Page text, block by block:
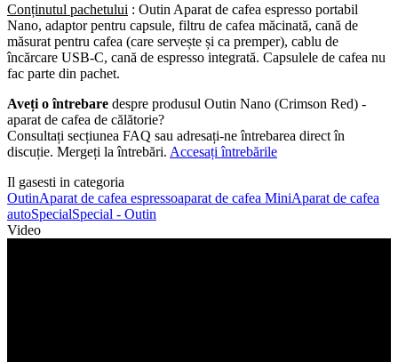
Conținutul pachetului : Outin Aparat de cafea espresso portabil
Nano, adaptor pentru capsule, filtru de cafea măcinată, cană de
măsurat pentru cafea (care servește și ca premper), cablu de
încărcare USB-C, cană de espresso integrată. Capsulele de cafea nu
fac parte din pachet.
Aveți o întrebare despre produsul Outin Nano (Crimson Red) -
aparat de cafea de călătorie?
Consultați secțiunea FAQ sau adresați-ne întrebarea direct în
discuție. Mergeți la întrebări. Accesați întrebările
Il gasesti in categoria
OutinAparat de cafea espressoaparat de cafea MiniAparat de cafea
autoSpecialSpecial - Outin
Video